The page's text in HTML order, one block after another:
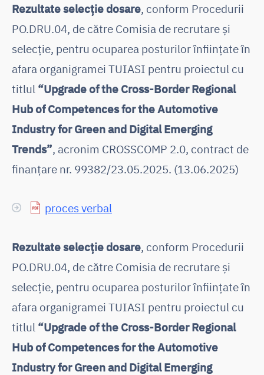
Rezultate selecţie dosare, conform Procedurii
PO.DRU.04, de către Comisia de recrutare și
selecție, pentru ocuparea posturilor înființate în
afara organigramei TUIASI pentru proiectul cu
titlul “Upgrade of the Cross-Border Regional
Hub of Competences for the Automotive
Industry for Green and Digital Emerging
Trends”, acronim CROSSCOMP 2.0, contract de
finanțare nr. 99382/23.05.2025. (13.06.2025)
proces verbal
Rezultate selecţie dosare, conform Procedurii
PO.DRU.04, de către Comisia de recrutare și
selecție, pentru ocuparea posturilor înființate în
afara organigramei TUIASI pentru proiectul cu
titlul “Upgrade of the Cross-Border Regional
Hub of Competences for the Automotive
Industry for Green and Digital Emerging